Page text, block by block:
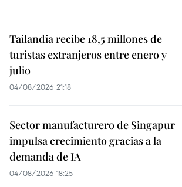
Tailandia recibe 18,5 millones de
turistas extranjeros entre enero y
julio
04/08/2026 21:18
Sector manufacturero de Singapur
impulsa crecimiento gracias a la
demanda de IA
04/08/2026 18:25